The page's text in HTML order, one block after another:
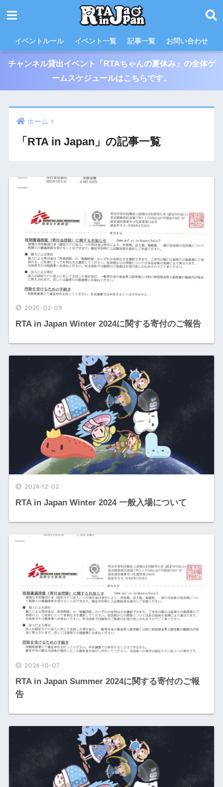
イベントルール イベント一覧 記事一覧 お問い合わせ
チャンネル貸出イベント「RTAちゃんの夏休み」の全体ゲ
ームスケジュールはこちらです。
ホーム
「RTA in Japan」の記事一覧
2025-02-09
RTA in Japan Winter 2024に関する寄付のご報告
2024-12-02
RTA in Japan Winter 2024 一般入場について
2024-10-07
RTA in Japan Summer 2024に関する寄付のご報
告